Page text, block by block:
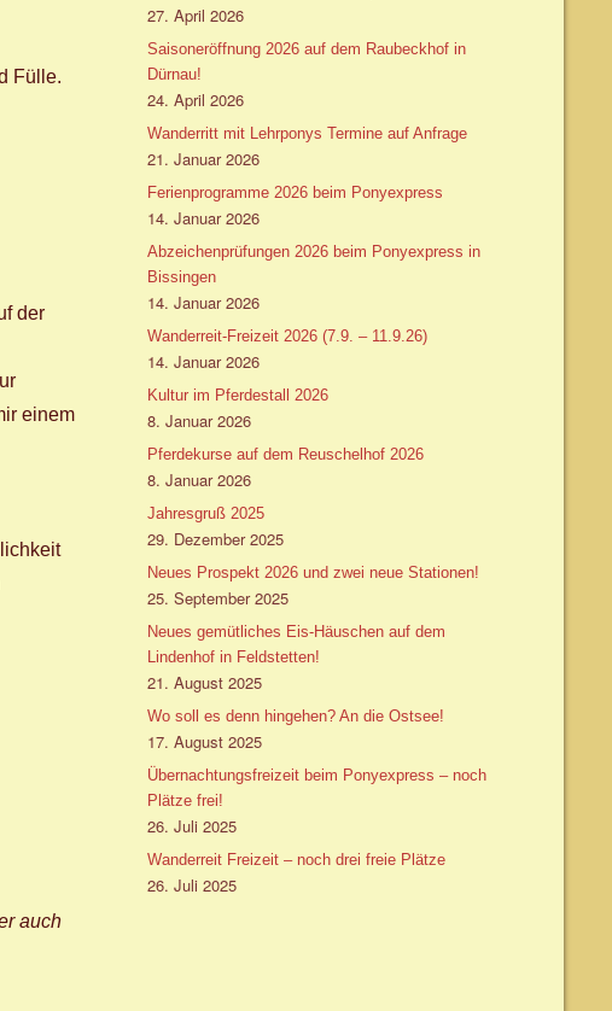
Fülle.
der
einem
auch
27. April 2026
Saisoneröffnung 2026 auf dem Raubeckhof in
Dürnau!
24. April 2026
Wanderritt mit Lehrponys Termine auf Anfrage
21. Januar 2026
Ferienprogramme 2026 beim Ponyexpress
14. Januar 2026
Abzeichenprüfungen 2026 beim Ponyexpress in
Bissingen
14. Januar 2026
Wanderreit-Freizeit 2026 (7.9. – 11.9.26)
14. Januar 2026
Kultur im Pferdestall 2026
8. Januar 2026
Pferdekurse auf dem Reuschelhof 2026
8. Januar 2026
Jahresgruß 2025
29. Dezember 2025
Neues Prospekt 2026 und zwei neue Stationen!
25. September 2025
Neues gemütliches Eis-Häuschen auf dem
Lindenhof in Feldstetten!
21. August 2025
Wo soll es denn hingehen? An die Ostsee!
17. August 2025
Übernachtungsfreizeit beim Ponyexpress – noch
Plätze frei!
26. Juli 2025
Wanderreit Freizeit – noch drei freie Plätze
26. Juli 2025